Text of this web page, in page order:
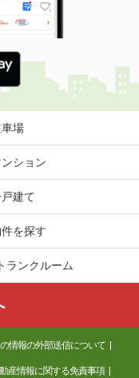
車場
ション
建て
を探す
ランクルーム
情報の外部送信について
産情報に関する免責事項